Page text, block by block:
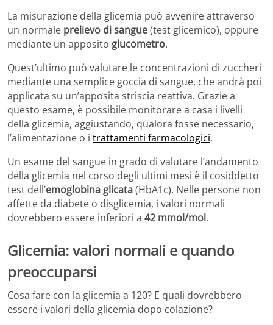
La misurazione della glicemia può avvenire attraverso
un normale prelievo di sangue(test glicemico), oppure
mediante un apposito glucometro.
Quest’ultimo può valutare le concentrazioni di zuccheri
mediante una semplice goccia di sangue, che andrà poi
applicata su un’apposita striscia reattiva. Grazie a
questo esame, è possibile monitorare a casa i livelli
della glicemia, aggiustando, qualora fosse necessario,
l’alimentazione o i trattamenti farmacologici.
Un esame del sangue in grado di valutare l’andamento
della glicemia nel corso degli ultimi mesi è il cosiddetto
test dell’emoglobina glicata(HbA1c). Nelle persone non
affette da diabete o disglicemia, i valori normali
dovrebbero essere inferiori a 42 mmol/mol.
Glicemia: valori normali e quando
preoccuparsi
Cosa fare con la glicemia a 120? E quali dovrebbero
essere i valori della glicemia dopo colazione?